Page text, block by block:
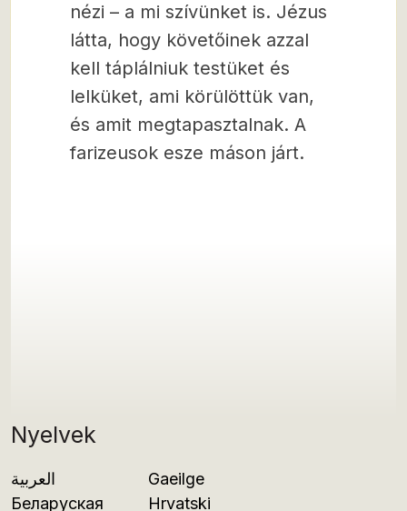
Nyelvek
العربية
Беларуская
Gaeilge
Hrvatski
nézi – a mi szívünket is. Jézus
látta, hogy követőinek azzal
kell táplálniuk testüket és
lelküket, ami körülöttük van,
és amit megtapasztalnak. A
farizeusok esze máson járt.